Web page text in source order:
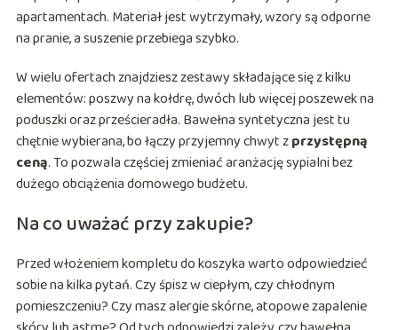
apartamentach. Materiał jest wytrzymały, wzory są odporne
na pranie, a suszenie przebiega szybko.
W wielu ofertach znajdziesz zestawy składające się z kilku
elementów: poszwy na kołdrę, dwóch lub więcej poszewek na
poduszki oraz prześcieradła. Bawełna syntetyczna jest tu
chętnie wybierana, bo łączy przyjemny chwyt zprzystępną
ceną. To pozwala częściej zmieniać aranżację sypialni bez
dużego obciążenia domowego budżetu.
Na co uważać przy zakupie?
Przed włożeniem kompletu do koszyka warto odpowiedzieć
sobie na kilka pytań. Czy śpisz w ciepłym, czy chłodnym
pomieszczeniu? Czy masz alergie skórne, atopowe zapalenie